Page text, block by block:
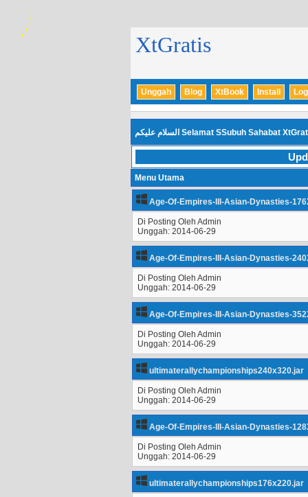
XtGratis
Unggah Blog XtBook Install
Selamat SSubuh Sahabat
Menu Utama
Age-Of-Empires-III-Asian-Dynasties-
Di Posting Oleh Admin
Unggah: 2014-06-29
Age-Of-Empires-III-Asian-Dynasties-
Di Posting Oleh Admin
Unggah: 2014-06-29
Age-Of-Empires-III-Asian-Dynasties-
Di Posting Oleh Admin
Unggah: 2014-06-29
ultimaterallychampionships240x320.jar
Di Posting Oleh Admin
Unggah: 2014-06-29
Age-Of-Empires-III-Asian-Dynasties-
Di Posting Oleh Admin
Unggah: 2014-06-29
ultimaterallychampionships176x220.jar